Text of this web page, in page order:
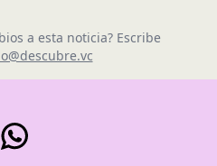
a esta noticia? Escribe